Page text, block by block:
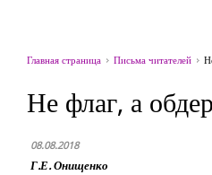
Главная страница Письма читателей
Не флаг, а
08.08.2018
Г.Е. Онищенко